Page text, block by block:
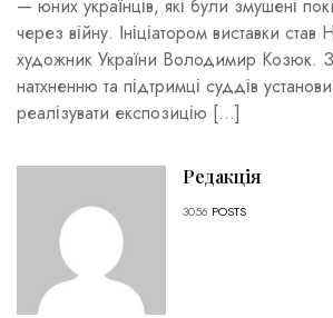
— юних українців, які були змушені
через війну. Ініціатором виставки
художник України Володимир Козюк.
натхненню та підтримці суддів
реалізувати експозицію […]
Редакція
3056 POSTS